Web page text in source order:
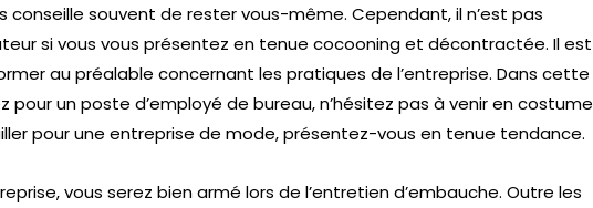
souvent de rester vous-même. Cependant, il n’est pas
si vous vous présentez en tenue cocooning et décontractée. Il est
au préalable concernant les pratiques de l’entreprise. Dans cette
un poste d’employé de bureau, n’hésitez pas à venir en costume
pour une entreprise de mode, présentez-vous en tenue tendance.
vous serez bien armé lors de l’entretien d’embauche. Outre les